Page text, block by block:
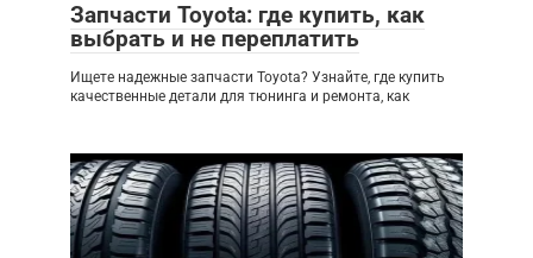
Запчасти Toyota: где купить, как
выбрать и не переплатить
Ищете надежные запчасти Toyota? Узнайте, где купить
качественные детали для тюнинга и ремонта, как